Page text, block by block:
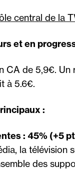
central de la
et en
CA de 5,9€.
à 5.6€.
:
: 45% (+5
la télévision
des